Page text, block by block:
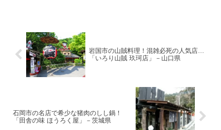
岩国市の山賊料理！混雑必死の人気店…
「いろり山賊 玖珂店」－山口県
石岡市の名店で希少な猪肉のしし鍋！
「田舎の味 ほうろく屋」－茨城県